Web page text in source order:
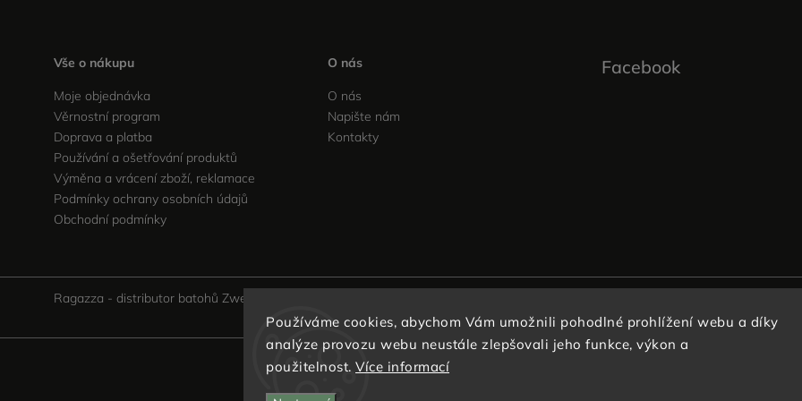
Používáme cookies, abychom Vám umožnili pohodlné prohlížení webu a díky
analýze provozu webu neustále zlepšovali jeho funkce, výkon a
použitelnost. Více informací
Vše o nákupu
Moje objednávka
Věrnostní program
Doprava a platba
Používání a ošetřování produktů
Výměna a vrácení zboží, reklamace
Podmínky ochrany osobních údajů
Obchodní podmínky
O nás
O nás
Napište nám
Kontakty
Facebook
Ragazza - distributor batohů Zwei v ČR
Copyright 2026